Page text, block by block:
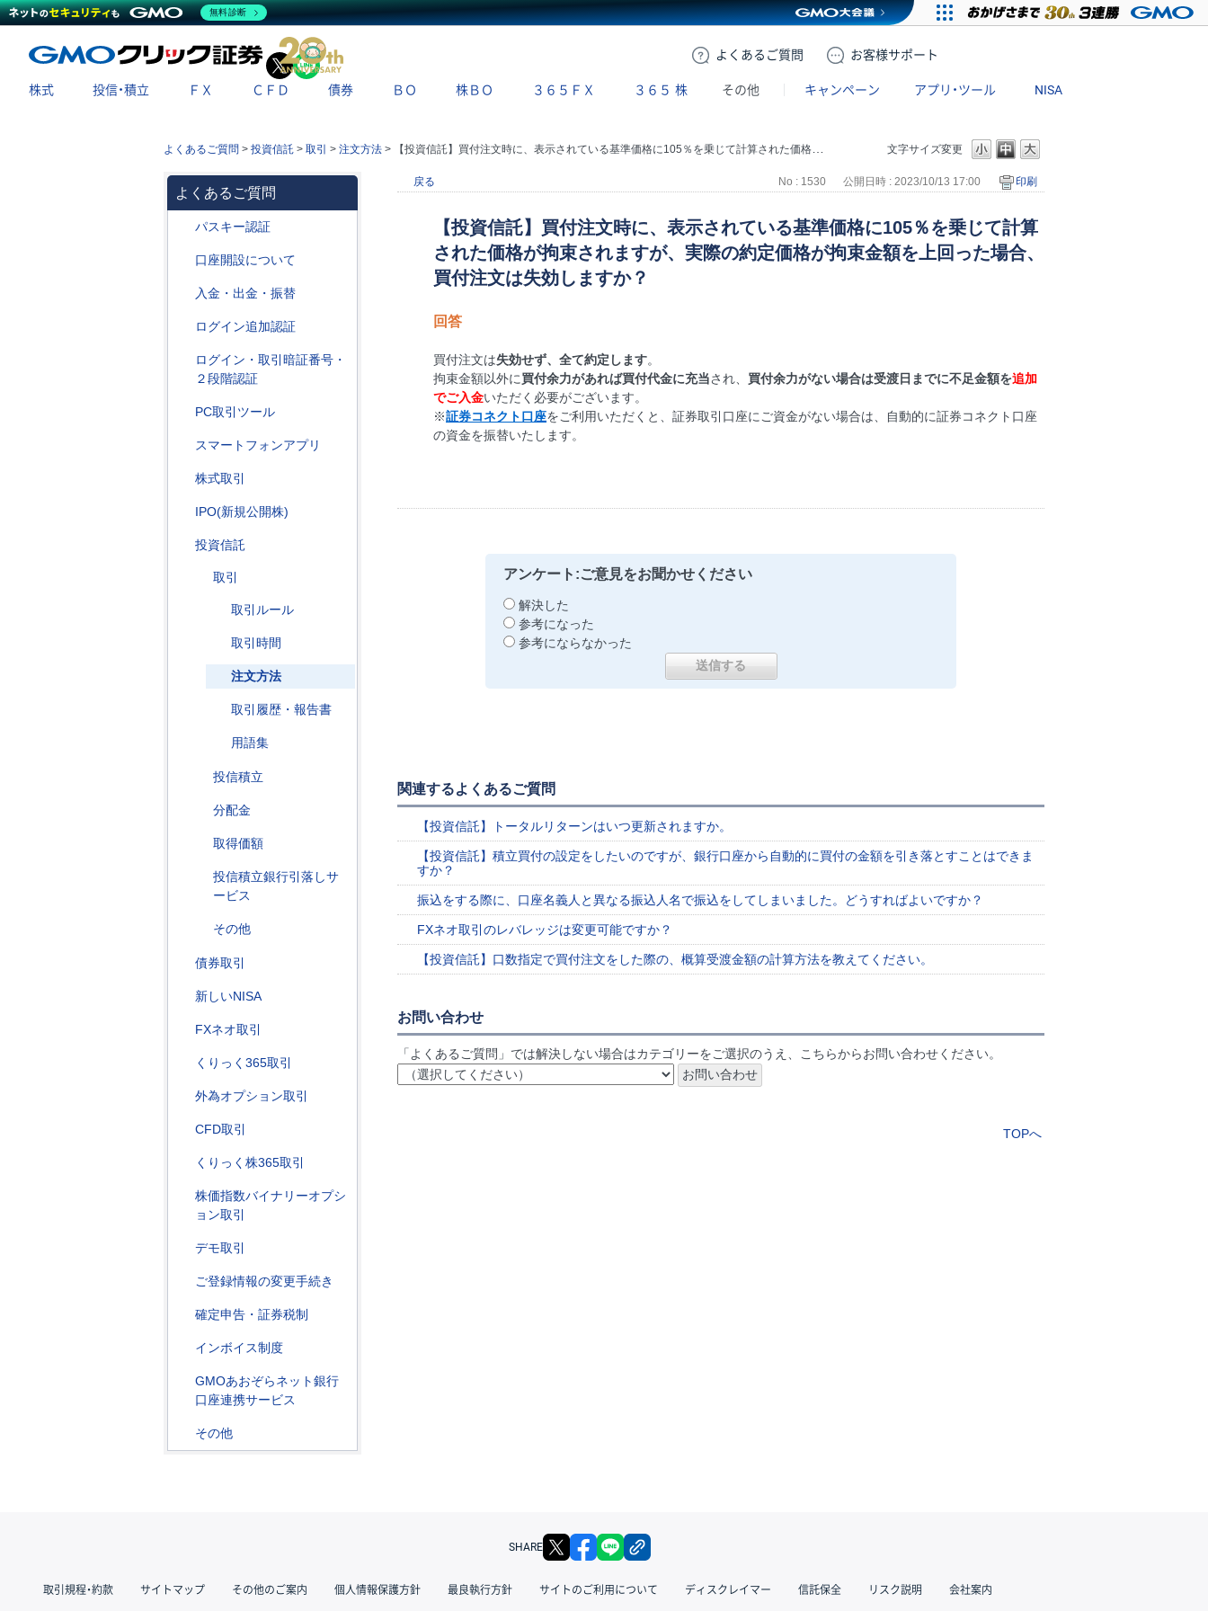
よくある ご質問 お客様サポート
X
株式 投信・積立 ＦＸ ＣＦＤ 債券 ＢＯ 株ＢＯ ３６５ＦＸ ３６５ 株 その他 キャンペーン アプリ・ツール NISA
文字サイズ変更
よくあるご質問 > 投資信託 > 取引 > 注文方法 > 【投資信託】買付注文時に、表示されている基準価格に105％を乗じて計算された価格が拘束されますが、実際の約定価格が拘束金額を上回った場合、買付注文は失効しますか？
よくあるご質問
パスキー認証
口座開設について
入金・出金・振替
ログイン追加認証
ログイン・取引暗証番号・
２段階認証
PC取引ツール
スマートフォンアプリ
株式取引
IPO(新規公開株)
投資信託
取引
取引ルール
取引時間
注文方法
取引履歴・報告書
用語集
投信積立
分配金
取得価額
投信積立銀行引落しサ
ービス
その他
債券取引
新しいNISA
FXネオ取引
くりっく365取引
外為オプション取引
CFD取引
くりっく株365取引
株価指数バイナリーオプシ
ョン取引
デモ取引
ご登録情報の変更手続き
確定申告・証券税制
インボイス制度
GMOあおぞらネット銀行
口座連携サービス
その他
戻る No : 1530 公開日時 : 2023/10/13 17:00 印刷
【投資信託】買付注文時に、表示されている基準価格に105％を乗じて計算
された価格が拘束されますが、実際の約定価格が拘束金額を上回った場合、
買付注文は失効しますか？
回答
買付注文は失効せず、全て約定します。
拘束金額以外に買付余力があれば買付代金に充当され、 買付余力がない場合は受渡日までに不足金額を追加
でご入金いただく必要がございます。
※証券コネクト口座をご利用いただくと、証券取引口座にご資金がない場合は、自動的に証券コネクト口座
の資金を振替いたします。
アンケート:ご意見をお聞かせください
解決した
参考になった
参考にならなかった
関連するよくあるご質問
【投資信託】トータルリターンはいつ更新されますか。
【投資信託】積立買付の設定をしたいのですが、銀行口座から自動的に買付の金額を引き落とすことはできま
すか？
振込をする際に、口座名義人と異なる振込人名で振込をしてしまいました。どうすればよいですか？
FXネオ取引のレバレッジは変更可能ですか？
【投資信託】口数指定で買付注文をした際の、概算受渡金額の計算方法を教えてください。
お問い合わせ
「よくあるご質問」では解決しない場合はカテゴリーをご選択のうえ、こちらからお問い合わせください。
TOPへ
SHARE X facebook
取引規程・約款 サイトマップ その他のご案内 個人情報保護方針 最良執行方針 サイトのご利用について ディスクレイマー 信託保全 リスク説明 会社案内
無料診断